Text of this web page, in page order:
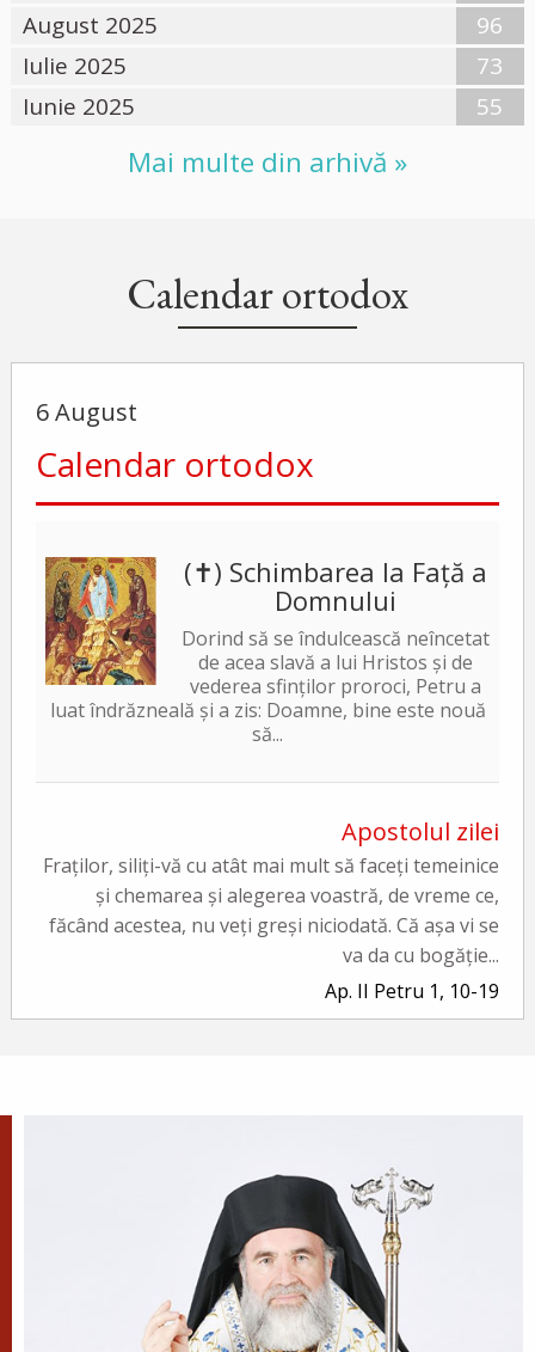
August 2025
96
Iulie 2025
73
Iunie 2025
55
Mai multe din arhivă »
Calendar ortodox
6 August
Calendar ortodox
(✝) Schimbarea la Față a
Domnului
Dorind să se îndulcească neîncetat
de acea slavă a lui Hristos și de
vederea sfinților proroci, Petru a
luat îndrăzneală și a zis: Doamne, bine este nouă
să...
Apostolul zilei
Fraților, siliți-vă cu atât mai mult să faceți temeinice
și chemarea și alegerea voastră, de vreme ce,
făcând acestea, nu veți greși niciodată. Că așa vi se
va da cu bogăție...
Ap. II Petru 1, 10-19
Ev. Matei 17, 1-9
doxologia.ro
Preia articolele Doxologia în site-ul tău!